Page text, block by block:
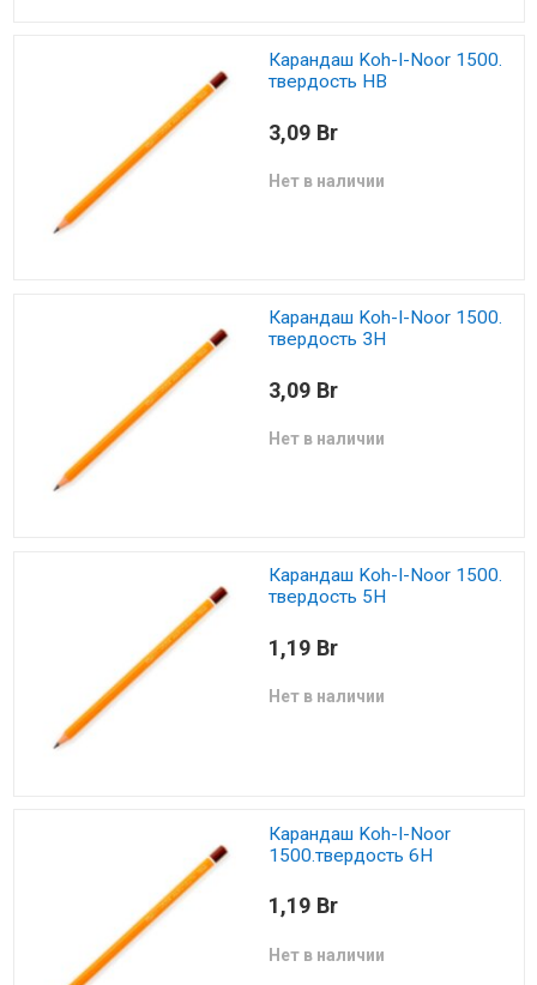
Карандаш Koh-I-Noor 1500.
твердость HB
3,09 Br
Нет в наличии
Карандаш Koh-I-Noor 1500.
твердость 3H
3,09 Br
Нет в наличии
Карандаш Koh-I-Noor 1500.
твердость 5H
1,19 Br
Нет в наличии
Карандаш Koh-I-Noor
1500.твердость 6H
1,19 Br
Нет в наличии